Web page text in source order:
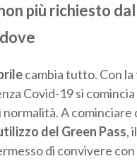
più richiesto
cambia tutto. Con
Covid-19 si
A cominciare
del Green Pass,
di convivere con